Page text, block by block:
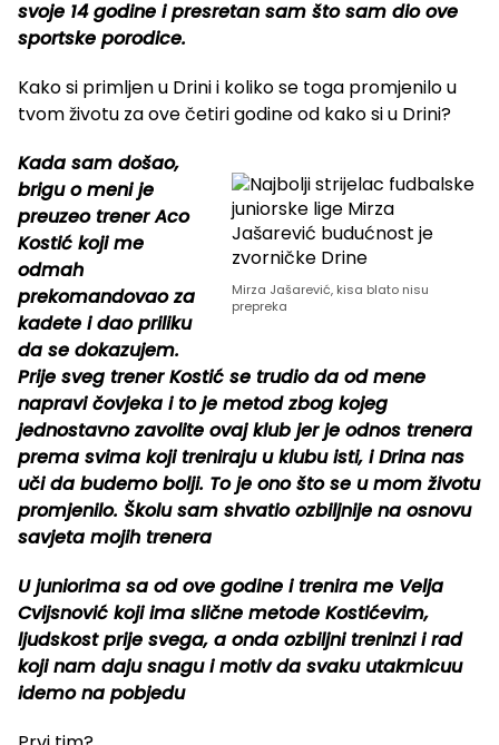
svoje 14 godine i presretan sam što sam dio ove
sportske porodice.
Kako si primljen u Drini i koliko se toga promjenilo u
tvom životu za ove četiri godine od kako si u Drini?
Mirza Jašarević, kisa blato nisu
prepreka
Kada sam došao,
brigu o meni je
preuzeo trener Aco
Kostić koji me
odmah
prekomandovao za
kadete i dao priliku
da se dokazujem.
Prije sveg trener Kostić se trudio da od mene
napravi čovjeka i to je metod zbog kojeg
jednostavno zavolite ovaj klub jer je odnos trenera
prema svima koji treniraju u klubu isti, i Drina nas
uči da budemo bolji. To je ono što se u mom životu
promjenilo. Školu sam shvatio ozbiljnije na osnovu
savjeta mojih trenera
U juniorima sa od ove godine i trenira me Velja
Cvijsnović koji ima slične metode Kostićevim,
ljudskost prije svega, a onda ozbiljni treninzi i rad
koji nam daju snagu i motiv da svaku utakmicuu
idemo na pobjedu